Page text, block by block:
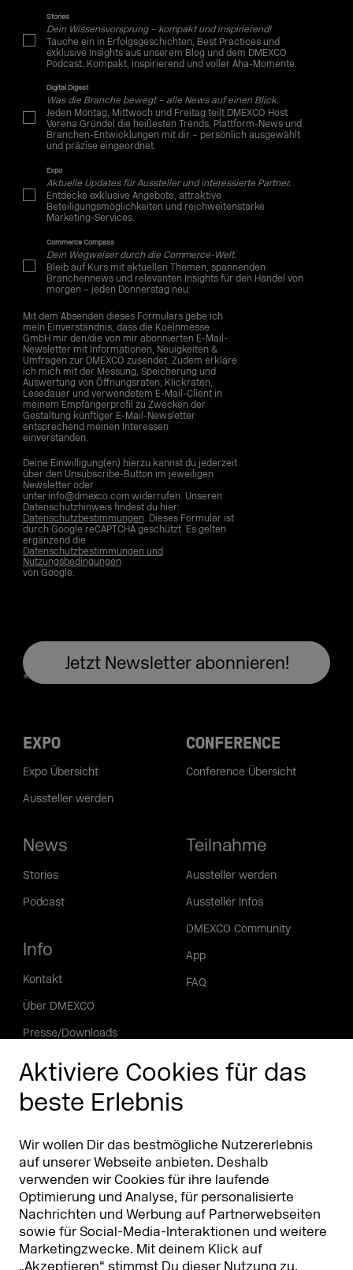
Aktiviere Cookies für das
beste Erlebnis
Wir wollen Dir das bestmögliche Nutzererlebnis
auf unserer Webseite anbieten. Deshalb
verwenden wir Cookies für ihre laufende
Optimierung und Analyse, für personalisierte
Nachrichten und Werbung auf Partnerwebseiten
sowie für Social-Media-Interaktionen und weitere
Marketingzwecke. Mit deinem Klick auf
„Akzeptieren“ stimmst Du dieser Nutzung zu.
Stories
Dein Wissensvorsprung – kompakt und inspirierend!
Tauche ein in Erfolgsgeschichten, Best Practices und
exklusive Insights aus unserem Blog und dem DMEXCO
Podcast. Kompakt, inspirierend und voller Aha-Momente.
Digital Digest
Was die Branche bewegt – alle News auf einen Blick.
Jeden Montag, Mittwoch und Freitag teilt DMEXCO Host
Verena Gründel die heißesten Trends, Plattform-News und
Branchen-Entwicklungen mit dir – persönlich ausgewählt
und präzise eingeordnet.
Expo
Aktuelle Updates für Aussteller und interessierte Partner.
Entdecke exklusive Angebote, attraktive
Beteiligungsmöglichkeiten und reichweitenstarke
Marketing-Services.
Commerce Compass
Dein Wegweiser durch die Commerce-Welt.
Bleib auf Kurs mit aktuellen Themen, spannenden
Branchennews und relevanten Insights für den Handel von
morgen – jeden Donnerstag neu.
Mit dem Absenden dieses Formulars gebe ich
mein Einverständnis, dass die Koelnmesse
GmbH mir den/die von mir abonnierten E-Mail-
Newsletter mit Informationen, Neuigkeiten &
Umfragen zur DMEXCO zusendet. Zudem erkläre
ich mich mit der Messung, Speicherung und
Auswertung von Öffnungsraten, Klickraten,
Lesedauer und verwendetem E-Mail-Client in
meinem Empfängerprofil zu Zwecken der
Gestaltung künftiger E-Mail-Newsletter
entsprechend meinen Interessen
einverstanden.
Deine Einwilligung(en) hierzu kannst du jederzeit
über den Unsubscribe-Button im jeweiligen
Newsletter oder
unter info@dmexco.com widerrufen. Unseren
Datenschutzhinweis findest du hier:
Datenschutzbestimmungen. Dieses Formular ist
durch Google reCAPTCHA geschützt. Es gelten
ergänzend die
Datenschutzbestimmungen und
Nutzungsbedingungen
von Google.
EXPO
Expo Übersicht
Aussteller werden
CONFERENCE
Conference Übersicht
News
Stories
Podcast
Info
Kontakt
Über DMEXCO
Presse/Downloads
Phishing Alarm
Teilnahme
Aussteller werden
Aussteller Infos
DMEXCO Community
App
FAQ
Partner
Partner & Sponsoren DMEXCO Asia